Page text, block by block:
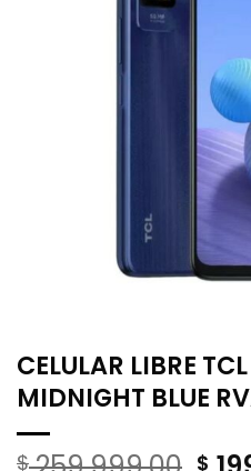
CELULAR LIBRE
MIDNIGHT BLUE
$ $